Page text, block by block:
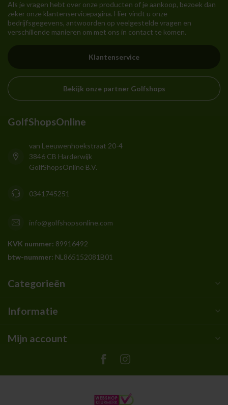
Als je vragen hebt over onze producten of je aankoop, bezoek dan
zeker onze klantenservicepagina. Hier vindt u onze
bedrijfsgegevens, antwoorden op veelgestelde vragen en
verschillende manieren om met ons in contact te komen.
Klantenservice
Bekijk onze partner Golfshops
GolfShopsOnline
van Leeuwenhoekstraat 20-4
3846 CB Harderwijk
GolfShopsOnline B.V.
0341745251
info@golfshopsonline.com
KVK nummer: 89916492
btw-nummer: NL865152081B01
Categorieën
Informatie
Mijn account